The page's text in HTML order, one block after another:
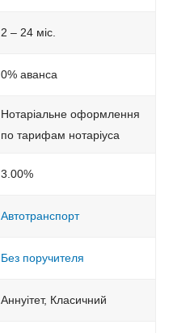
2 – 24 міс.
0% аванса
Нотаріальне оформлення
по тарифам нотаріуса
3.00%
Автотранспорт
Без поручителя
Aннуітет, Класичний